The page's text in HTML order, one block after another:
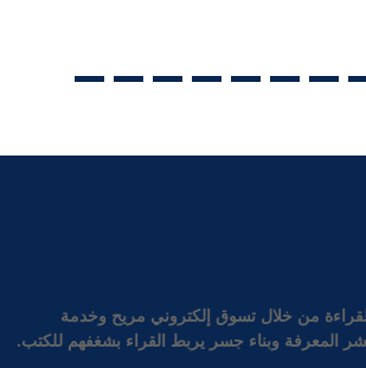
من خلال تسوق إلكتروني مريح وخدمة
المعرفة وبناء جسر يربط القراء بشغفهم للكتب.